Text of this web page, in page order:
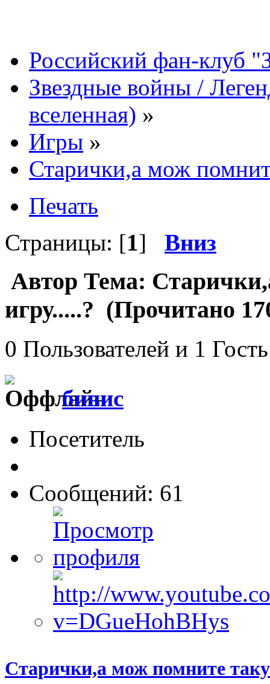
Российский фан-клуб
Звездные войны /
вселенная) »
Игры »
Старички,а мож
Печать
Страницы: [1] Вниз
Автор Тема:
игру.....? (Прочитано
0 Пользователей и 1
бивис
Посетитель
Сообщений: 61
Старички,а мож помните